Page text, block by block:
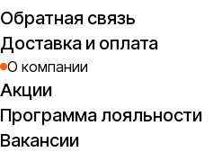
Обратная связь
Доставка и оплата
О компании
Акции
Программа лояльности
Вакансии